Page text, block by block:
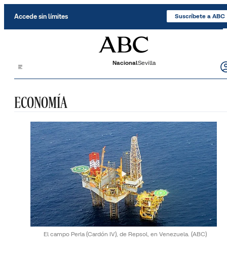
Accede sin límites Suscríbete a ABC
NacionalSevilla
ECONOMÍA
El campo Perla (Cardón IV), de Repsol, en Venezuela. (ABC)